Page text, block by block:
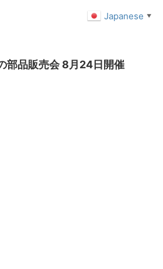
部品販売会 8月24日開催
Japanese ▼